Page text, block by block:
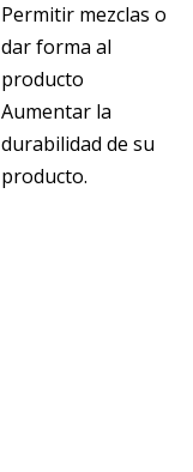
Permitir mezclas o
dar forma al
producto
Aumentar la
durabilidad de su
producto.